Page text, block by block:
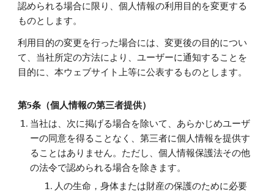
認められる場合に限り、個人情報の利用目的を変更する
ものとします。
利用目的の変更を行った場合には、変更後の目的につい
て、当社所定の方法により、ユーザーに通知することを
目的に、本ウェブサイト上等に公表するものとします。
第5条（個人情報の第三者提供）
当社は、次に掲げる場合を除いて、あらかじめユーザ
ーの同意を得ることなく、第三者に個人情報を提供す
ることはありません。ただし、個人情報保護法その他
の法令で認められる場合を除きます。
人の生命，身体または財産の保護のために必要